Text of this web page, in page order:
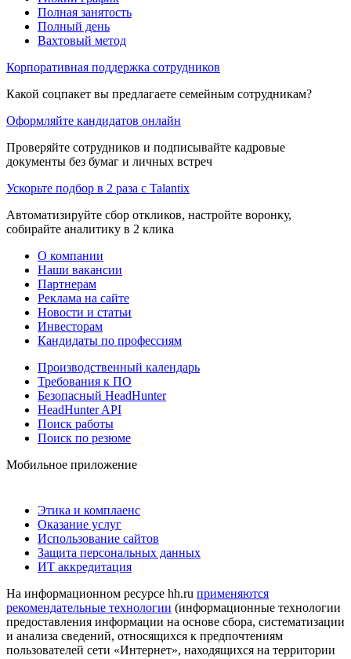
Полная занятость
Полный день
Вахтовый метод
Корпоративная поддержка сотрудников
Какой соцпакет вы предлагаете семейным сотрудникам?
Оформляйте кандидатов онлайн
Проверяйте сотрудников и подписывайте кадровые
документы без бумаг и личных встреч
Ускорьте подбор в 2 раза с Talantix
Автоматизируйте сбор откликов, настройте воронку,
собирайте аналитику в 2 клика
О компании
Наши вакансии
Партнерам
Реклама на сайте
Новости и статьи
Инвесторам
Кандидаты по профессиям
Производственный календарь
Требования к ПО
Безопасный HeadHunter
HeadHunter API
Поиск работы
Поиск по резюме
Мобильное приложение
Этика и комплаенс
Оказание услуг
Использование сайтов
Защита персональных данных
ИТ аккредитация
На информационном ресурсе hh.ru применяются
рекомендательные технологии (информационные технологии
предоставления информации на основе сбора, систематизации
и анализа сведений, относящихся к предпочтениям
пользователей сети «Интернет», находящихся на территории